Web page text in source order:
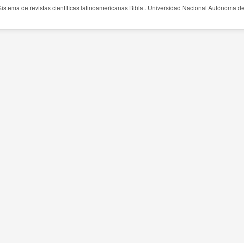
de revistas científicas latinoamericanas Biblat. Universidad Nacional Autónoma